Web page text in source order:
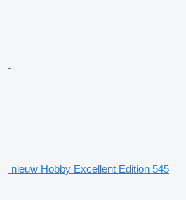
nieuw Hobby Excellent Edition 545